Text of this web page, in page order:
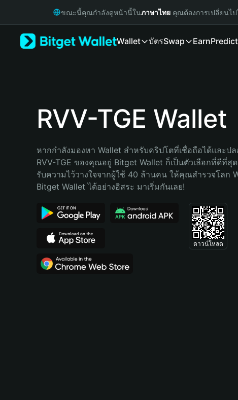
Русский
Bahasa Indonesia
Português (Brasil)
ขณะนี้คุณกำลังดูหน้านี้ในภาษาไทย คุณต้องการเปลี่ยนไ
Wallet บัตรSwap Earn
RVV-TGE Wallet
หากกำลังมองหา Wallet สำหรับคริปโตที่เชื่อถือได้และปล
RVV-TGE ของคุณอยู่ Bitget Wallet ก็เป็นตัวเลือกที่ดีที่
รับความไว้วางใจจากผู้ใช้ 40 ล้านคน ให้คุณสำรวจโลก
Bitget Wallet ได้อย่างอิสระ มาเริ่มกันเลย!
ดาวน์โหลด